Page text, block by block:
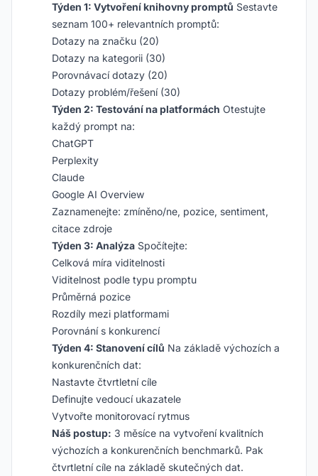
Týden 1: Vytvoření knihovny promptů Sestavte
seznam 100+ relevantních promptů:
Dotazy na značku (20)
Dotazy na kategorii (30)
Porovnávací dotazy (20)
Dotazy problém/řešení (30)
Týden 2: Testování na platformách Otestujte
každý prompt na:
ChatGPT
Perplexity
Claude
Google AI Overview
Zaznamenejte: zmíněno/ne, pozice, sentiment,
citace zdroje
Týden 3: Analýza Spočítejte:
Celková míra viditelnosti
Viditelnost podle typu promptu
Průměrná pozice
Rozdíly mezi platformami
Porovnání s konkurencí
Týden 4: Stanovení cílů Na základě výchozích a
konkurenčních dat:
Nastavte čtvrtletní cíle
Definujte vedoucí ukazatele
Vytvořte monitorovací rytmus
Náš postup: 3 měsíce na vytvoření kvalitních
výchozích a konkurenčních benchmarků. Pak
čtvrtletní cíle na základě skutečných dat.